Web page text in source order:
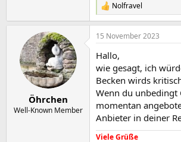
R
e
a
k
i
o
n
e
n
:
Nolfravel
Öhrchen
Well-Known Member
15 November 2023
Hallo,
wie gesagt, ich
Becken wirds
Wenn du unbedingt
momentan
Anbieter in deiner
Viele Grüße